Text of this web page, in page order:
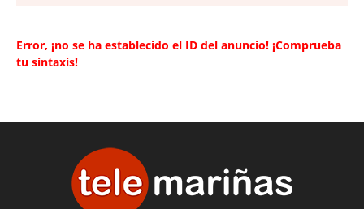
Error, ¡no se ha establecido el ID del anuncio! ¡Comprueba
tu sintaxis!